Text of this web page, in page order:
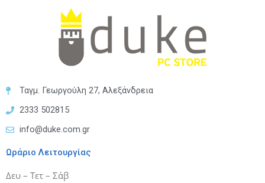
Ταγμ. Γεωργούλη 27, Αλεξάνδρεια
2333 502815
info@duke.com.gr
Ωράριο Λειτουργίας
Δευ – Τετ – Σάβ